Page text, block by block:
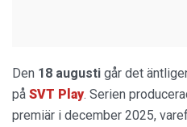
Den 18 augusti går det
på SVT Play. Serien
premiär i december 2025,